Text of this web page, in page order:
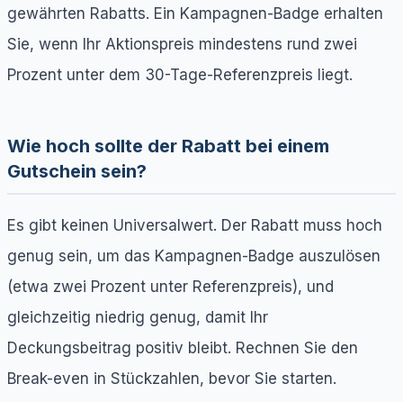
gewährten Rabatts. Ein Kampagnen-Badge erhalten
Sie, wenn Ihr Aktionspreis mindestens rund zwei
Prozent unter dem 30-Tage-Referenzpreis liegt.
Wie hoch sollte der Rabatt bei einem
Gutschein sein?
Es gibt keinen Universalwert. Der Rabatt muss hoch
genug sein, um das Kampagnen-Badge auszulösen
(etwa zwei Prozent unter Referenzpreis), und
gleichzeitig niedrig genug, damit Ihr
Deckungsbeitrag positiv bleibt. Rechnen Sie den
Break-even in Stückzahlen, bevor Sie starten.